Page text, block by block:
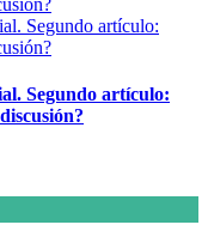
Segundo artículo: